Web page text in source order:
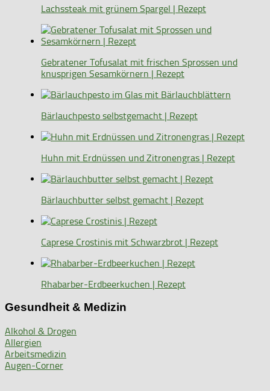
Lachssteak mit grünem Spargel | Rezept
Gebratener Tofusalat mit frischen Sprossen und
knusprigen Sesamkörnern | Rezept
Bärlauchpesto selbstgemacht | Rezept
Huhn mit Erdnüssen und Zitronengras | Rezept
Bärlauchbutter selbst gemacht | Rezept
Caprese Crostinis mit Schwarzbrot | Rezept
Rhabarber-Erdbeerkuchen | Rezept
Gesundheit & Medizin
Alkohol & Drogen
Allergien
Arbeitsmedizin
Augen-Corner